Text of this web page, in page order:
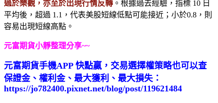
過於樂觀，亦至於出現行情反轉 。根據過去經驗，指標 10 日
平均後，超過 1.1，代表美股短線低點可能接近；小於0.8，則
容易出現短線高點。
元富期貨小靜整理分享~~
元富期貨手機APP 快點贏，交易選擇權策略也可以查
保證金、權利金、最大獲利、最大損失：
https://jo782400.pixnet.net/blog/post/119621484